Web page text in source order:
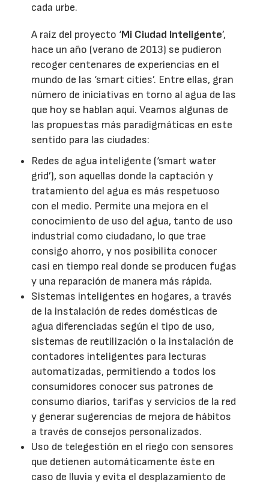
cada urbe.
A raíz del proyecto ‘Mi Ciudad Inteligente’,
hace un año (verano de 2013) se pudieron
recoger centenares de experiencias en el
mundo de las ‘smart cities’. Entre ellas, gran
número de iniciativas en torno al agua de las
que hoy se hablan aquí. Veamos algunas de
las propuestas más paradigmáticas en este
sentido para las ciudades:
Redes de agua inteligente (‘smart water
grid’), son aquellas donde la captación y
tratamiento del agua es más respetuoso
con el medio. Permite una mejora en el
conocimiento de uso del agua, tanto de uso
industrial como ciudadano, lo que trae
consigo ahorro, y nos posibilita conocer
casi en tiempo real donde se producen fugas
y una reparación de manera más rápida.
Sistemas inteligentes en hogares, a través
de la instalación de redes domésticas de
agua diferenciadas según el tipo de uso,
sistemas de reutilización o la instalación de
contadores inteligentes para lecturas
automatizadas, permitiendo a todos los
consumidores conocer sus patrones de
consumo diarios, tarifas y servicios de la red
y generar sugerencias de mejora de hábitos
a través de consejos personalizados.
Uso de telegestión en el riego con sensores
que detienen automáticamente éste en
caso de lluvia y evita el desplazamiento de